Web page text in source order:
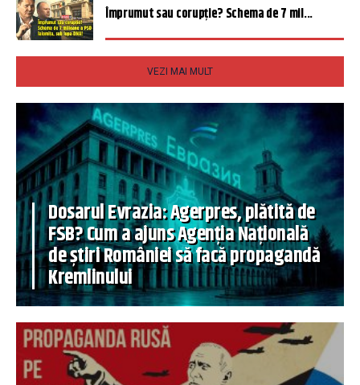
Împrumut sau corupție? Schema de 7 mil...
VEZI MAI MULT
Dosarul Evrazia: Agerpres, plătită de
FSB? Cum a ajuns Agenția Națională
de știri României să facă propagandă
Kremlinului